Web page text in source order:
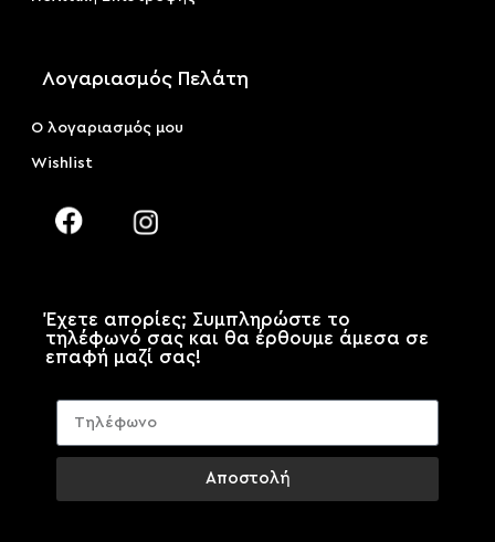
Λογαριασμός Πελάτη
Ο λογαριασμός μου
Wishlist
Έχετε απορίες; Συμπληρώστε το
τηλέφωνό σας και θα έρθουμε άμεσα σε
επαφή μαζί σας!
Αποστολή